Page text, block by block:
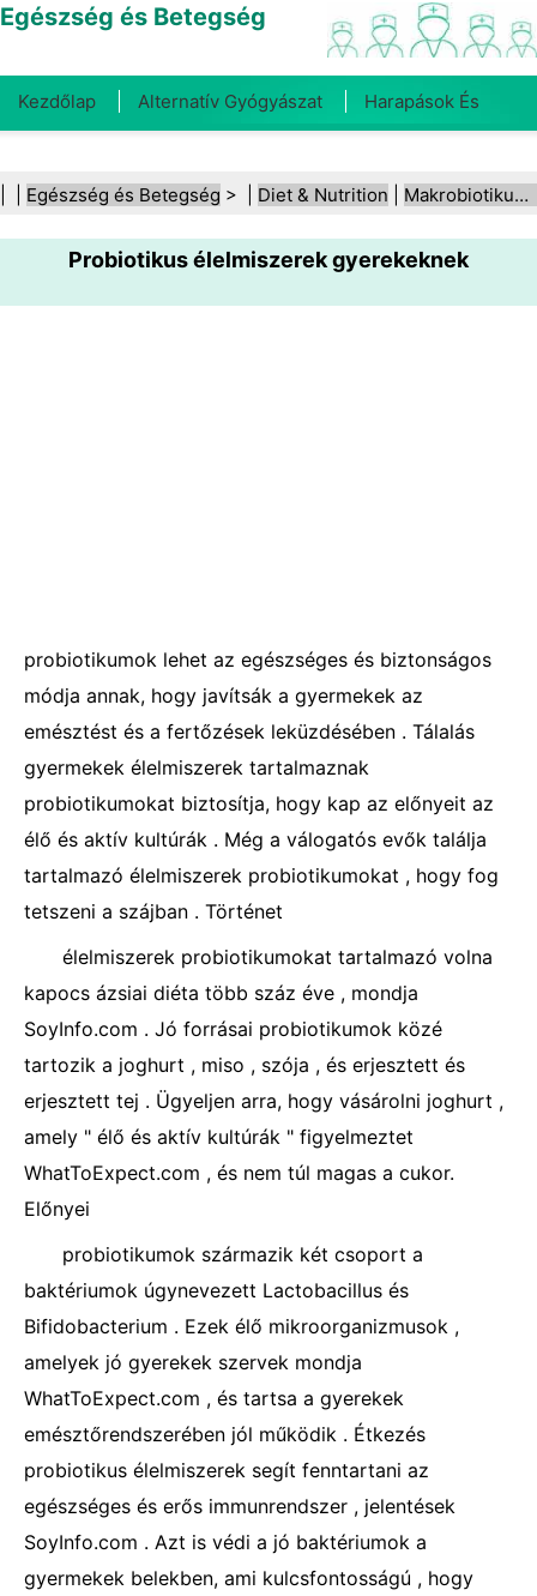
Egészség és Betegség
Kezdőlap Alternatív Gyógyászat Harapások És
Fogegészség Diéta És Táplálkozás Családi
Egészség Egészségügyi Ágazat Mentális Egészség
Közegészségügy És Biztonság Sebészet És
Egészség és Betegség > | Diet & Nutrition Makrobiotikus étrend
Probiotikus élelmiszerek gyerekeknek
probiotikumok lehet az egészséges és biztonságos
módja annak, hogy javítsák a gyermekek az
emésztést és a fertőzések leküzdésében . Tálalás
gyermekek élelmiszerek tartalmaznak
probiotikumokat biztosítja, hogy kap az előnyeit az
élő és aktív kultúrák . Még a válogatós evők találja
tartalmazó élelmiszerek probiotikumokat , hogy fog
tetszeni a szájban . Történet
élelmiszerek probiotikumokat tartalmazó volna
kapocs ázsiai diéta több száz éve , mondja
SoyInfo.com . Jó forrásai probiotikumok közé
tartozik a joghurt , miso , szója , és erjesztett és
erjesztett tej . Ügyeljen arra, hogy vásárolni joghurt ,
amely " élő és aktív kultúrák " figyelmeztet
WhatToExpect.com , és nem túl magas a cukor.
Előnyei
probiotikumok származik két csoport a
baktériumok úgynevezett Lactobacillus és
Bifidobacterium . Ezek élő mikroorganizmusok ,
amelyek jó gyerekek szervek mondja
WhatToExpect.com , és tartsa a gyerekek
emésztőrendszerében jól működik . Étkezés
probiotikus élelmiszerek segít fenntartani az
egészséges és erős immunrendszer , jelentések
SoyInfo.com . Azt is védi a jó baktériumok a
gyermekek belekben, ami kulcsfontosságú , hogy